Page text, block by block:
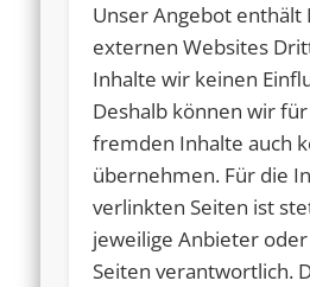
Unser Angebot enthält
externen Websites
Inhalte wir keinen
Deshalb können wir
fremden Inhalte auch
übernehmen. Für die
verlinkten Seiten ist
jeweilige Anbieter
Seiten verantwortlich.